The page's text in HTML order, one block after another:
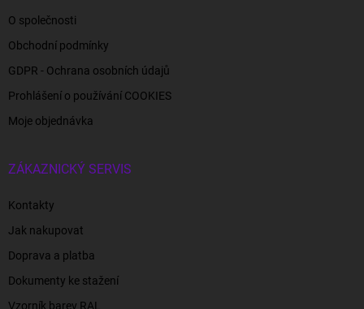
O společnosti
Obchodní podmínky
GDPR - Ochrana osobních údajů
Prohlášení o používání COOKIES
Moje objednávka
ZÁKAZNICKÝ SERVIS
Kontakty
Jak nakupovat
Doprava a platba
Dokumenty ke stažení
Vzorník barev RAL